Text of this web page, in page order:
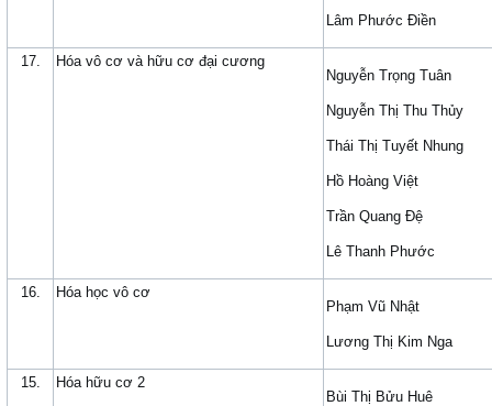
Lâm Phước Điền
17.
Hóa vô cơ và hữu cơ đại cương
Nguyễn Trọng Tuân
Nguyễn Thị Thu Thủy
Thái Thị Tuyết Nhung
Hồ Hoàng Việt
Trần Quang Đệ
Lê Thanh Phước
16.
Hóa học vô cơ
Phạm Vũ Nhật
Lương Thị Kim Nga
15.
Hóa hữu cơ 2
Bùi Thị Bửu Huê